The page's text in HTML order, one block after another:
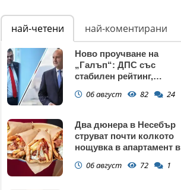
най-четени най-коментирани
Ново проучване на
„Галъп“: ДПС със
стабилен рейтинг,
запазва
06 август 82 24
Два дюнера в Несебър
струват почти колкото
нощувка в апартамент в
06 август 72 1